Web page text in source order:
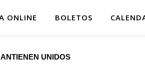
ONLINE BOLETOS
UNIDOS